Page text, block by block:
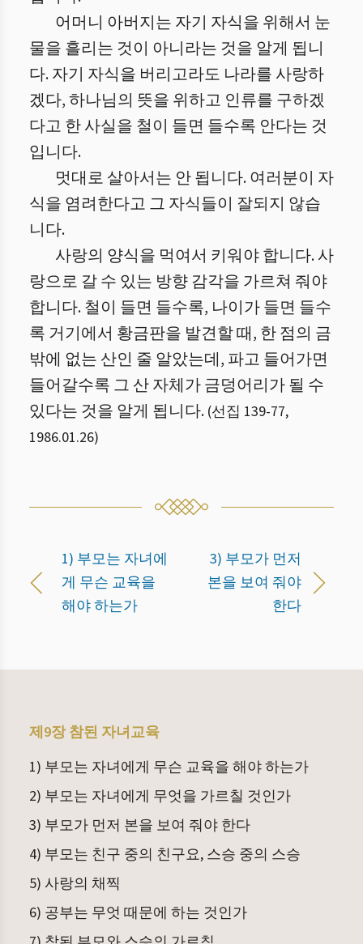
어머니 아버지는 자기 자식을 위해서 눈
물을 흘리는 것이 아니라는 것을 알게 됩니
다. 자기 자식을 버리고라도 나라를 사랑하
겠다, 하나님의 뜻을 위하고 인류를 구하겠
다고 한 사실을 철이 들면 들수록 안다는 것
입니다.
멋대로 살아서는 안 됩니다. 여러분이 자
식을 염려한다고 그 자식들이 잘되지 않습
니다.
사랑의 양식을 먹여서 키워야 합니다. 사
랑으로 갈 수 있는 방향 감각을 가르쳐 줘야
합니다. 철이 들면 들수록, 나이가 들면 들수
록 거기에서 황금판을 발견할 때, 한 점의 금
밖에 없는 산인 줄 알았는데, 파고 들어가면
들어갈수록 그 산 자체가 금덩어리가 될 수
있다는 것을 알게 됩니다. (선집 139-77,
1986.01.26)
1) 부모는 자녀에
게 무슨 교육을
해야 하는가
3) 부모가 먼저
본을 보여 줘야
한다
제9장 참된 자녀교육
1) 부모는 자녀에게 무슨 교육을 해야 하는가
2) 부모는 자녀에게 무엇을 가르칠 것인가
3) 부모가 먼저 본을 보여 줘야 한다
4) 부모는 친구 중의 친구요, 스승 중의 스승
5) 사랑의 채찍
6) 공부는 무엇 때문에 하는 것인가